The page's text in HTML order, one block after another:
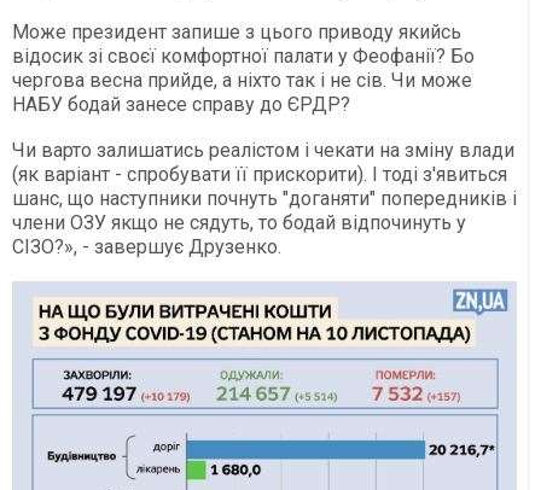
Може президент запише з цього приводу якийсь
відосик зі своєї комфортної палати у Феофанії? Бо
чергова весна прийде, а ніхто так і не сів. Чи може
НАБУ бодай занесе справу до ЄРДР?
Чи варто залишатись реалістом і чекати на зміну влади
(як варіант - спробувати її прискорити). І тоді з'явиться
шанс, що наступники почнуть "доганяти" попередників і
члени ОЗУ якщо не сядуть, то бодай відпочинуть у
СІЗО?», - завершує Друзенко.